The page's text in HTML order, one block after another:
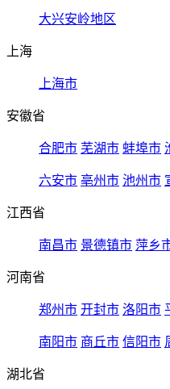
大兴安岭地区
上海
上海市
安徽省
合肥市 芜湖市 蚌埠市
六安市 亳州市 池州市
江西省
南昌市 景德镇市 萍乡
河南省
郑州市 开封市 洛阳市
南阳市 商丘市 信阳市
湖北省